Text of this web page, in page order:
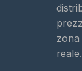
reale.